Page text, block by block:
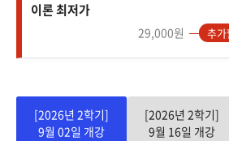
이론 최저가
29,000원 추가
[2026년 2학기]
9월 02일 개강
[2026년 2학기]
9월 16일 개강